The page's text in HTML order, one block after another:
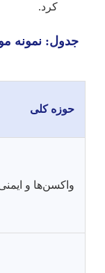
کرد.
جدول: نمونه
حوزه کلی
واکسن‌ها و